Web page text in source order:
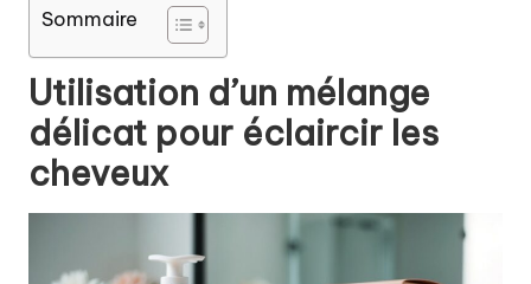
Sommaire
Utilisation d’un mélange
délicat pour éclaircir les
cheveux